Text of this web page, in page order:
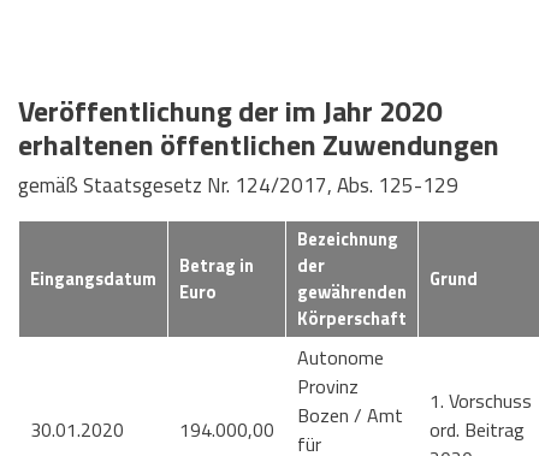
Veröffentlichung der im Jahr 2020
erhaltenen öffentlichen Zuwendungen
gemäß Staatsgesetz Nr. 124/2017, Abs. 125-129
Eingangsdatum
Betrag in
Euro
Bezeichnung
der
gewährenden
Körperschaft
Grund
30.01.2020 194.000,00
Autonome
Provinz
Bozen / Amt
für
1. Vorschuss
ord. Beitrag